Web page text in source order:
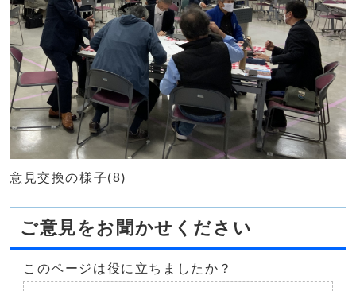
意見交換の様子(8)
ご意見をお聞かせください
このページは役に立ちましたか？